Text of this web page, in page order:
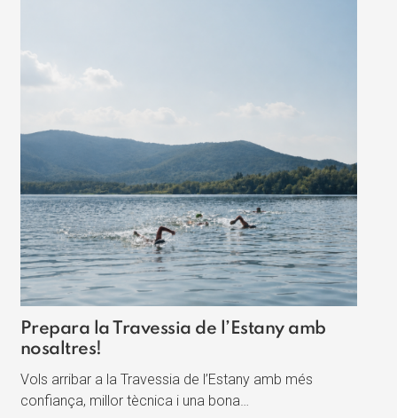
Prepara la Travessia de l’Estany amb
nosaltres!
Vols arribar a la Travessia de l’Estany amb més
confiança, millor tècnica i una bona…